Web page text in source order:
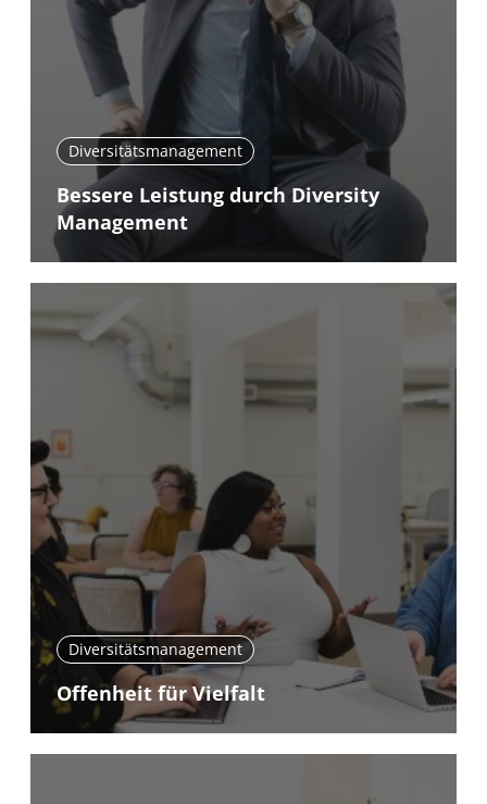
Diversitätsmanagement
Bessere Leistung durch Diversity
Management
Diversitätsmanagement
Offenheit für Vielfalt